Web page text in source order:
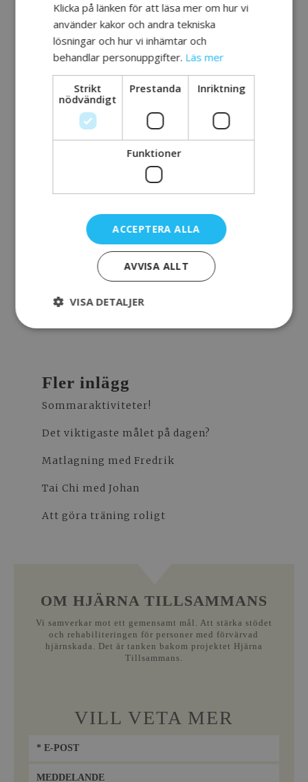
omvärlden och den yttersta
cirkeln hur en kan ta ansvar
själv.
Vad är ett viktigt ämne att prata
om? Sorg, säger Kim. Sorg är
något som kan vara svårt att tala
om, något vi kanske talar för lite
om. Något både jobbigt och
befriande att tala om. Sorg är
något vi kommer ta upp mer. Ett
oerhört viktigt ämne. Kanske
något att ta upp under våra
öppna hus.
/Huvudsaken
Fler inlägg
Sommaraktiviteter!
Det viktigaste målet på dagen?
Matlagning med Fredrik
Tai Chi med Johan
Att göra träning roligt
OM HJÄRNA TILLSAMMANS
Vi samverkar mot ett gemensamt mål. Att stärka stödet
och rehabiliteringen för personer med förvärvad
hjärnskada. Det är tanken bakom projektet Hjärna
Tillsammans.
VILL VETA MER
Klicka på länken för att läsa mer om hur vi
använder kakor och andra tekniska
lösningar och hur vi inhämtar och
behandlar personuppgifter. Läs mer
Strikt
nödvändigt
Prestanda Inriktning
Funktioner
ACCEPTERA ALLA
AVVISA ALLT
VISA DETALJER